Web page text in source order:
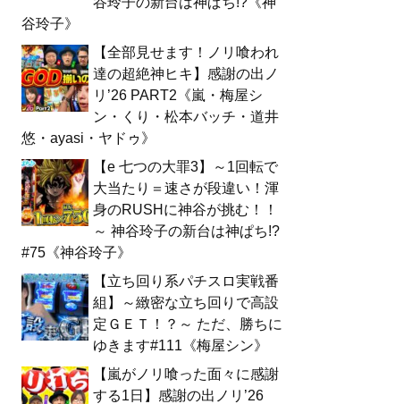
谷玲子》
【全部見せます！ノリ喰われ
達の超絶神ヒキ】感謝の出ノ
リ’26 PART2《嵐・梅屋シ
ン・くり・松本バッチ・道井
悠・ayasi・ヤドゥ》
【e 七つの大罪3】～1回転で
大当たり＝速さが段違い！渾
身のRUSHに神谷が挑む！！
～ 神谷玲子の新台は神ぱち!?
#75《神谷玲子》
【立ち回り系パチスロ実戦番
組】～緻密な立ち回りで高設
定ＧＥＴ！？～ ただ、勝ちに
ゆきます#111《梅屋シン》
【嵐がノリ喰った面々に感謝
する1日】感謝の出ノリ’26